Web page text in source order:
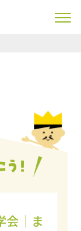
会│ま